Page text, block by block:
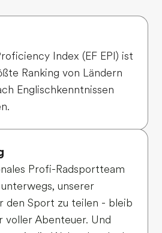
Index (EF EPI) ist
Ranking von Ländern
Englischkenntnissen
Profi-Radsportteam
unserer
den Sport zu teilen - bleib
voller Abenteuer. Und